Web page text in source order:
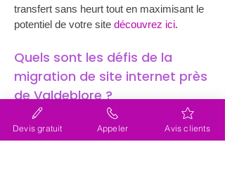
transfert sans heurt tout en maximisant le
potentiel de votre site découvrez ici.
Quels sont les défis de la
migration de site internet près
de Valdeblore ?
migration de site internet
(site web)
près de Valdeblore peut poser plusieurs
défis, notamment ceux liés à la
Devis gratuit Appeler Avis clients